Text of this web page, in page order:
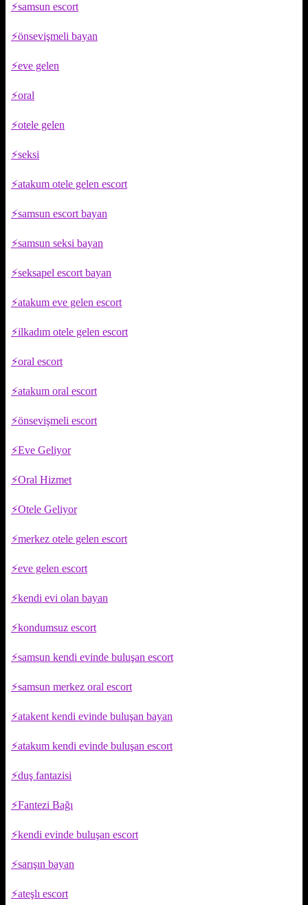
samsun escort
önsevişmeli bayan
eve gelen
oral
otele gelen
seksi
atakum otele gelen escort
samsun escort bayan
samsun seksi bayan
seksapel escort bayan
atakum eve gelen escort
ilkadım otele gelen escort
oral escort
atakum oral escort
önsevişmeli escort
Eve Geliyor
Oral Hizmet
Otele Geliyor
merkez otele gelen escort
eve gelen escort
kendi evi olan bayan
kondumsuz escort
samsun kendi evinde buluşan escort
samsun merkez oral escort
atakent kendi evinde buluşan bayan
atakum kendi evinde buluşan escort
duş fantazisi
Fantezi Bağı
kendi evinde buluşan escort
sarışın bayan
ateşlı escort